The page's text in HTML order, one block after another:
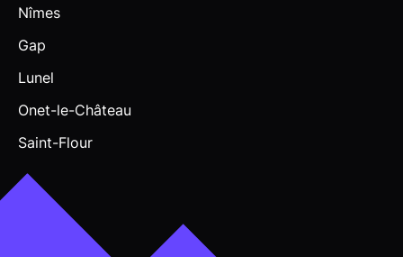
Nîmes
Gap
Lunel
Onet-le-Château
Saint-Flour